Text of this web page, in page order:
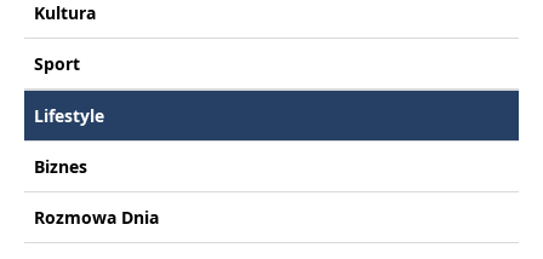
Kultura
Sport
Lifestyle
Biznes
Rozmowa Dnia